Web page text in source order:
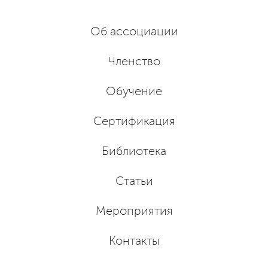
Об ассоциации
Членство
Обучение
Сертификация
Библиотека
Статьи
Мероприятия
Контакты